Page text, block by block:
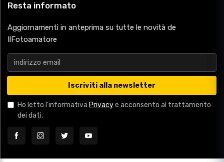
Resta informato
Aggiornamenti in anteprima su tutte le novità de
IlFotoamatore
Iscriviti alla newsletter
Ho letto l'informativa Privacye acconsento al trattamento
dei dati.